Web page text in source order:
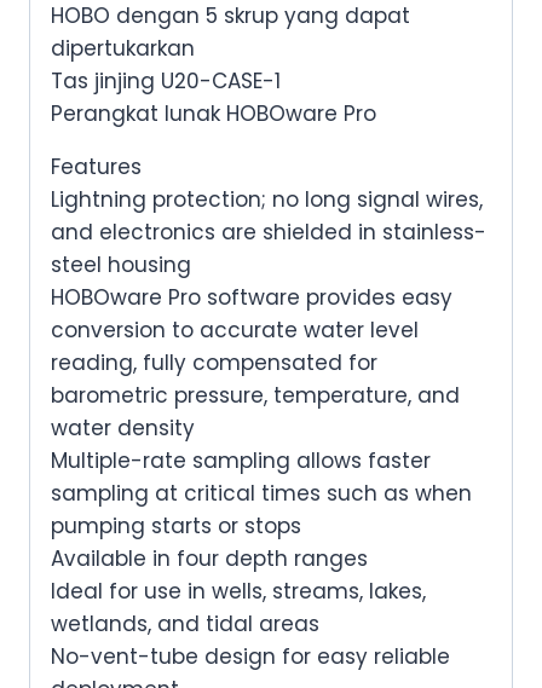
HOBO dengan 5 skrup yang dapat
dipertukarkan
Tas jinjing U20-CASE-1
Perangkat lunak HOBOware Pro
Features
Lightning protection; no long signal wires,
and electronics are shielded in stainless-
steel housing
HOBOware Pro software provides easy
conversion to accurate water level
reading, fully compensated for
barometric pressure, temperature, and
water density
Multiple-rate sampling allows faster
sampling at critical times such as when
pumping starts or stops
Available in four depth ranges
Ideal for use in wells, streams, lakes,
wetlands, and tidal areas
No-vent-tube design for easy reliable